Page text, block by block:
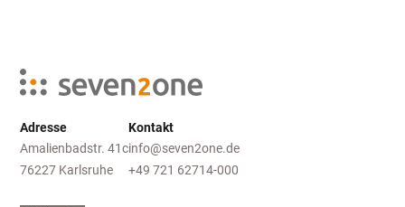
Adresse
Amalienbadstr. 41c
76227 Karlsruhe
Kontakt
info@seven2one.de
+49 721 62714-000